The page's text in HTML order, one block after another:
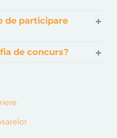
de participare
de concurs?